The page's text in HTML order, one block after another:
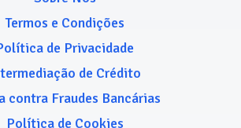
Termos e Condições
de Privacidade
de Crédito
contra Fraudes Bancárias
Política de Cookies